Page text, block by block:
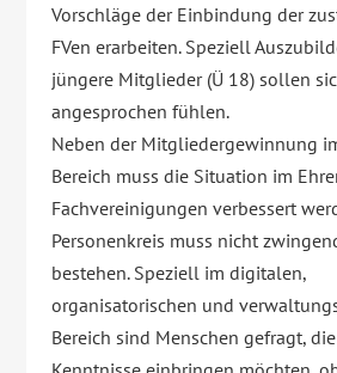
Vorschläge der Einbindung der
FVen erarbeiten. Speziell
jüngere Mitglieder (Ü 18) sollen
angesprochen fühlen.
Neben der Mitgliedergewinnung
Bereich muss die Situation im
Fachvereinigungen verbessert
Personenkreis muss nicht
bestehen. Speziell im digitalen,
organisatorischen und
Bereich sind Menschen gefragt,